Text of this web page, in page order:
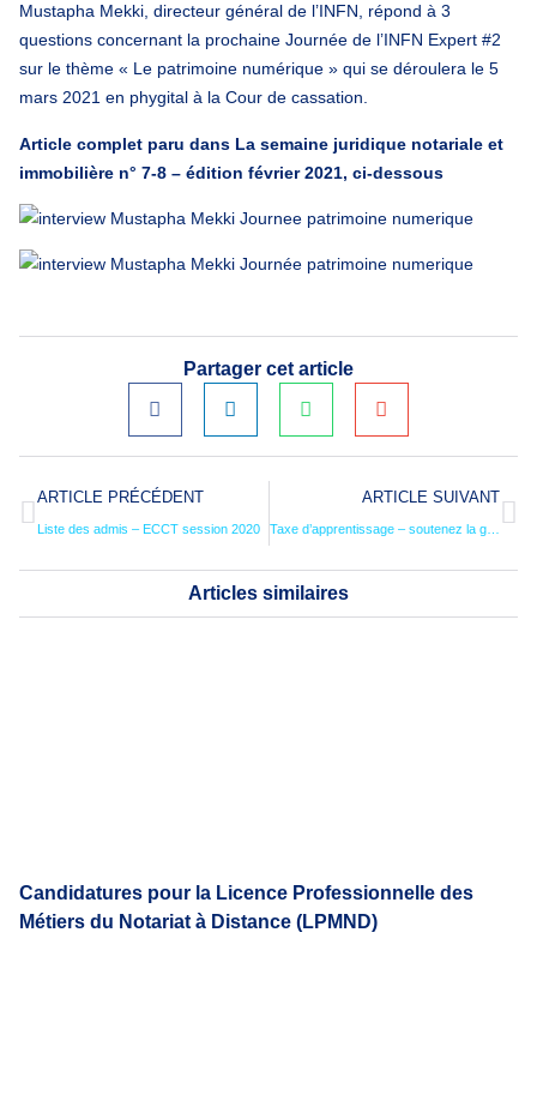
Mustapha Mekki, directeur général de l’INFN, répond à 3
questions concernant la prochaine Journée de l’INFN Expert #2
sur le thème « Le patrimoine numérique » qui se déroulera le 5
mars 2021 en phygital à la Cour de cassation.
Article complet paru dans La semaine juridique notariale et
immobilière n° 7-8 – édition février 2021, ci-dessous
Partager cet article
ARTICLE PRÉCÉDENT
Liste des admis – ECCT session 2020
ARTICLE SUIVANT
Taxe d’apprentissage – soutenez la grande école du notariat !
Articles similaires
Candidatures pour la Licence Professionnelle des
Métiers du Notariat à Distance (LPMND)